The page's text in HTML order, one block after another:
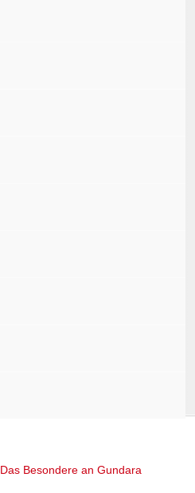
Das Besondere an Gundara